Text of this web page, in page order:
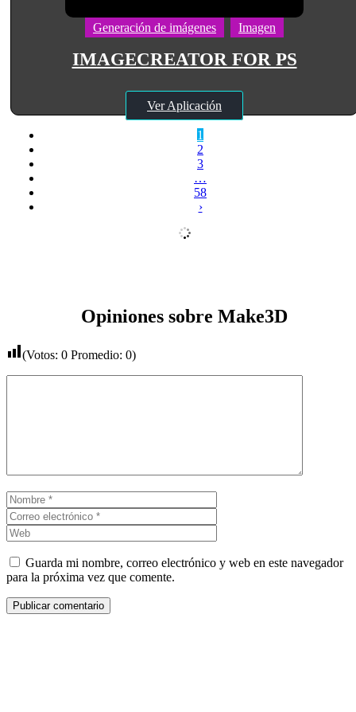
Generación de imágenes Imagen
IMAGECREATOR FOR PS
Ver Aplicación
1
2
3
…
58
›
Opiniones sobre Make3D
(Votos: 0 Promedio: 0)
Nombre
electrónico
Guarda mi nombre, correo electrónico y web en este navegador
para la próxima vez que comente.